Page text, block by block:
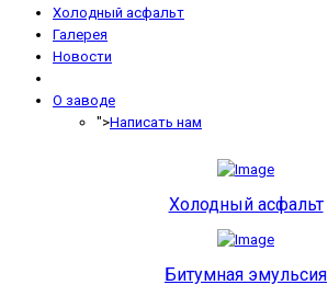
Холодный асфальт
Галерея
Новости
О заводе
">Написать нам
Холодный асфальт
Битумная эмульсия